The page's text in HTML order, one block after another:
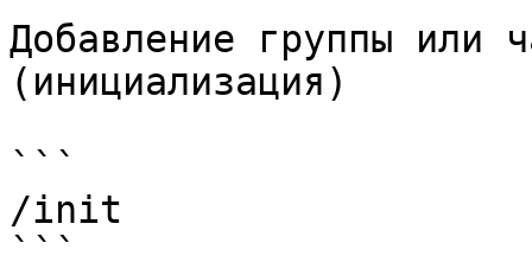
Добавление группы или
(инициализация)
```
/init
```